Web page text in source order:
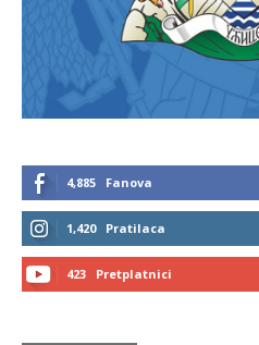
4,885 Fanova
1,420 Pratilaca
423 Pretplatnici